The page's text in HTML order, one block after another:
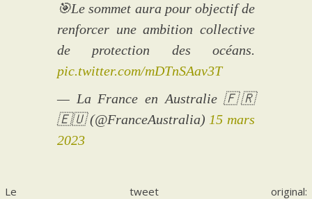
🎯Le sommet aura pour objectif de
renforcer une ambition collective
de protection des océans.
pic.twitter.com/mDTnSAav3T
— La France en Australie 🇫🇷
🇪🇺 (@FranceAustralia) 15 mars
2023
Le tweet original: